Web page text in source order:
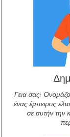
Γεια σας!
ένας έμπειρος
σε αυτήν την